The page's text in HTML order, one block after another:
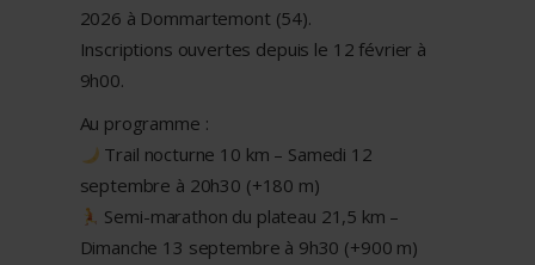
2026 à Dommartemont (54).
Inscriptions ouvertes depuis le 12 février à
9h00.
Au programme :
Trail nocturne 10 km – Samedi 12
septembre à 20h30 (+180 m)
Semi-marathon du plateau 21,5 km –
Dimanche 13 septembre à 9h30 (+900 m)